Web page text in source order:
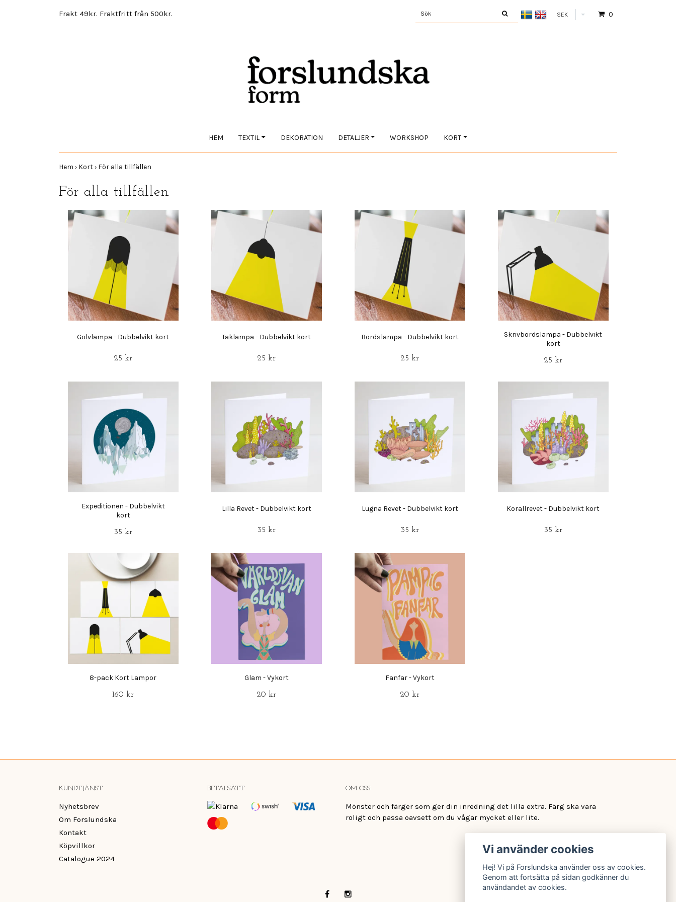
Frakt 49kr. Fraktfritt från 500kr. SEK 0
HEM TEXTIL DEKORATION DETALJER WORKSHOP KORT
Hem › Kort › För alla tillfällen
För alla tillfällen
Golvlampa - Dubbelvikt kort
25 kr
Taklampa - Dubbelvikt kort
25 kr
Bordslampa - Dubbelvikt kort
25 kr
Skrivbordslampa - Dubbelvikt
kort
25 kr
Expeditionen - Dubbelvikt
kort
35 kr
Lilla Revet - Dubbelvikt kort
35 kr
Lugna Revet - Dubbelvikt kort
35 kr
Korallrevet - Dubbelvikt kort
35 kr
8-pack Kort Lampor
160 kr
Glam - Vykort
20 kr
Fanfar - Vykort
20 kr
KUNDTJÄNST
Nyhetsbrev
Om Forslundska
Kontakt
Köpvillkor
Catalogue 2024
BETALSÄTT OM OSS
Mönster och färger som ger din inredning det lilla extra. Färg ska vara
roligt och passa oavsett om du vågar mycket eller lite.
Vi använder cookies
Hej! Vi på Forslundska använder oss av cookies.
Genom att fortsätta på sidan godkänner du
användandet av cookies.